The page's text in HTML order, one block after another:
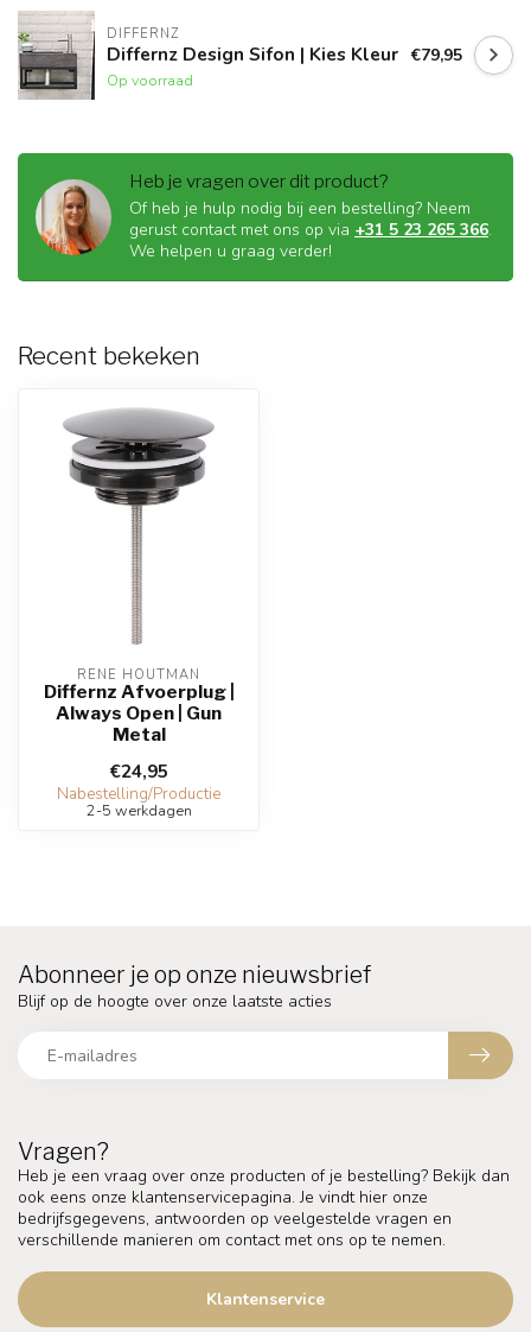
DIFFERNZ
Differnz Design Sifon | Kies Kleur
Op voorraad
€79,95
Heb je vragen over dit product?
Of heb je hulp nodig bij een bestelling? Neem
gerust contact met ons op via +31 5 23 265 366.
We helpen u graag verder!
Recent bekeken
RENE HOUTMAN
Differnz Afvoerplug |
Always Open | Gun
Metal
€24,95
Nabestelling/Productie
2-5 werkdagen
Vragen?
Heb je een vraag over onze producten of je bestelling? Bekijk dan
ook eens onze klantenservicepagina. Je vindt hier onze
bedrijfsgegevens, antwoorden op veelgestelde vragen en
verschillende manieren om contact met ons op te nemen.
Klantenservice
Abonneer je op onze nieuwsbrief
Blijf op de hoogte over onze laatste acties